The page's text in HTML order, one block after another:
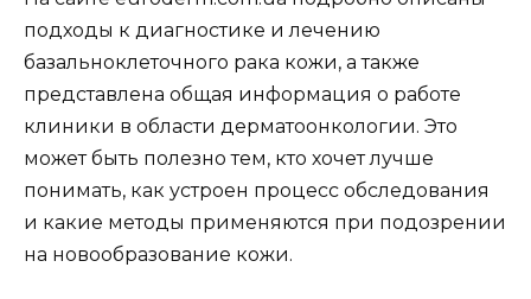
подходы к диагностике и лечению
базальноклеточного рака кожи, а также
представлена общая информация о работе
клиники в области дерматоонкологии. Это
может быть полезно тем, кто хочет лучше
понимать, как устроен процесс обследования
и какие методы применяются при подозрении
на новообразование кожи.